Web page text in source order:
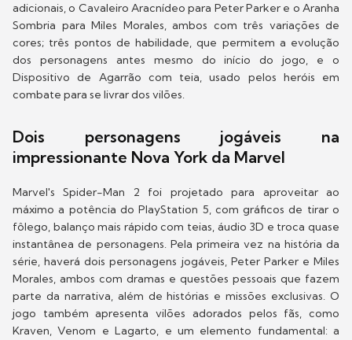
adicionais, o Cavaleiro Aracnídeo para Peter Parker e o Aranha
Sombria para Miles Morales, ambos com três variações de
cores; três pontos de habilidade, que permitem a evolução
dos personagens antes mesmo do início do jogo, e o
Dispositivo de Agarrão com teia, usado pelos heróis em
combate para se livrar dos vilões.
Dois personagens jogáveis na
impressionante Nova York da Marvel
Marvel's Spider-Man 2 foi projetado para aproveitar ao
máximo a potência do PlayStation 5, com gráficos de tirar o
fôlego, balanço mais rápido com teias, áudio 3D e troca quase
instantânea de personagens. Pela primeira vez na história da
série, haverá dois personagens jogáveis, Peter Parker e Miles
Morales, ambos com dramas e questões pessoais que fazem
parte da narrativa, além de histórias e missões exclusivas. O
jogo também apresenta vilões adorados pelos fãs, como
Kraven, Venom e Lagarto, e um elemento fundamental: a